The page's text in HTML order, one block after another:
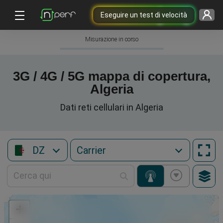
Eseguire un test di velocità
Misurazione in corso
3G / 4G / 5G mappa di copertura,
Algeria
Dati reti cellulari in Algeria
DZ